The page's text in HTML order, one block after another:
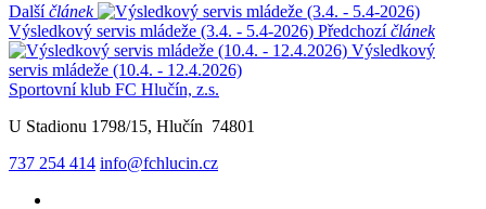
Dalšíčlánek
Výsledkový servis mládeže (3.4. - 5.4-2026) Předchozíčlánek
Výsledkový
servis mládeže (10.4. - 12.4.2026)
Sportovní klub FC Hlučín, z.s.
U Stadionu 1798/15, Hlučín 74801
737 254 414 info@fchlucin.cz